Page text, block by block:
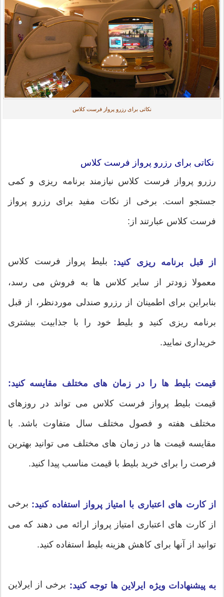
نکاتی برای رزرو پرواز فرست کلاس
نکاتی برای رزرو پرواز فرست کلاس
رزرو پرواز فرست کلاس نیازمند برنامه ریزی و کمی
جستجو است. برخی از نکات مفید برای رزرو پرواز
فرست کلاس عبارتند از:
از قبل برنامه ریزی کنید: بلیط پرواز فرست کلاس
معمولا زودتر از سایر کلاس ها به فروش می رسد،
بنابراین برای اطمینان از رزرو صندلی موردنظر، از قبل
برنامه ریزی کنید و بلیط خود را با جذابیت بیشتری
خریداری نمایید.
قیمت بلیط ها را در زمان های مختلف مقایسه کنید:
قیمت بلیط پرواز فرست کلاس می تواند در روزهای
مختلف هفته و فصول مختلف سال متفاوت باشد. با
مقایسه قیمت ها در زمان های مختلف می توانید بهترین
فرصت را برای خرید بلیط با قیمت مناسب پیدا کنید.
از کارت های اعتباری با امتیاز پرواز استفاده کنید: برخی
از کارت های اعتباری امتیاز پرواز ارائه می دهند که می
توانید از آنها برای کاهش هزینه بلیط استفاده کنید.
به پیشنهادات ویژه ایرلاین ها توجه کنید: برخی از ایرلاین